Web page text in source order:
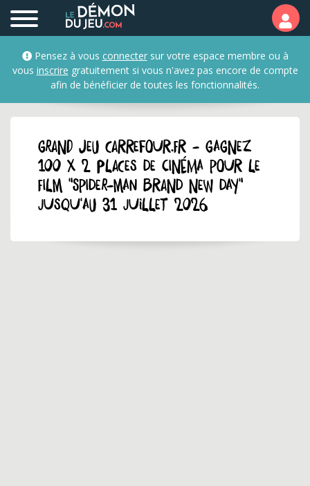
Pensez à vous connectersur votre espace membre ou à
vous inscrire gratuitement si vous n'avez pas encore de compte
afin de bénéficier de toutes les fonctionnalités.
GRAND JEU carrefour.fr - Gagnez
100 x 2 places de cinéma pour le
film "Spider-Man Brand New Day"
jusqu'au 31 juillet 2026